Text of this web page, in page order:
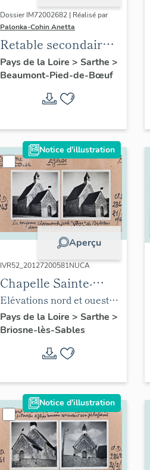
Dossier IM72002682 | Réalisé par
Palonka-Cohin Anetta
Retable secondaire
n° 1 de la Vierge
Pays de la Loire > Sarthe >
Beaumont-Pied-de-Bœuf
Notice d'illustration
Aperçu
IVR52_20127200581NUCA
Chapelle Sainte-
Anne
Elévations nord et ouest
en 1961.
Pays de la Loire > Sarthe >
Briosne-lès-Sables
Notice d'illustration